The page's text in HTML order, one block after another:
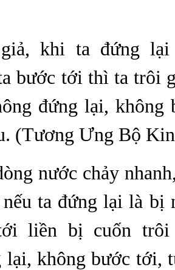
khi ta đứng
bước tới thì ta trôi
đứng lại, không
(Tương Ưng Bộ
nước chảy
nếu ta đứng lại là bị
liền bị cuốn trôi
lại, không bước tới,